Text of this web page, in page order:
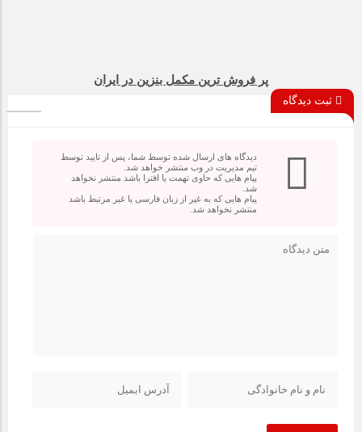
پر فروش ترین مکمل بنزین در ایران
ثبت دیدگاه
دیدگاه های ارسال شده توسط شما، پس از تایید توسط
تیم مدیریت در وب منتشر خواهد شد.
پیام هایی که حاوی تهمت یا افترا باشد منتشر نخواهد
شد.
پیام هایی که به غیر از زبان فارسی یا غیر مرتبط باشد
منتشر نخواهد شد.